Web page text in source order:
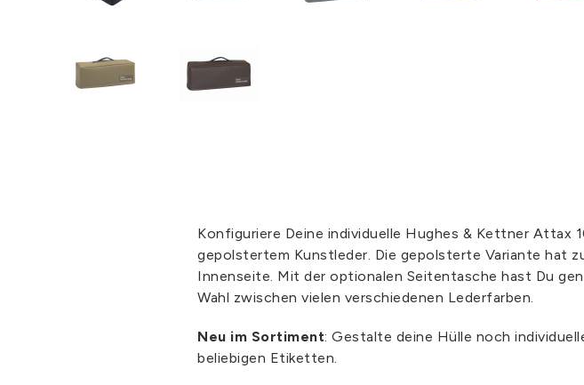
Konfiguriere Deine individuelle Hughes & Kettner Attax
gepolstertem Kunstleder. Die gepolsterte Variante hat
Innenseite. Mit der optionalen Seitentasche hast Du
Wahl zwischen vielen verschiedenen Lederfarben.
Neu im Sortiment: Gestalte deine Hülle noch
beliebigen Etiketten.